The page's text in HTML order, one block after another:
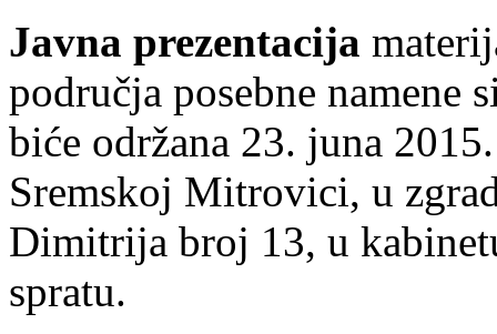
Javna prezentacija
područja posebne namene
biće održana 23. juna
Sremskoj Mitrovici, u
Dimitrija broj 13, u
spratu.